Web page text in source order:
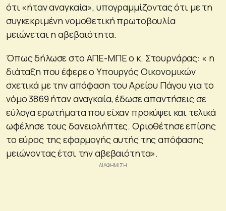
ότι «ήταν αναγκαία», υπογραμμίζοντας ότι με τη
συγκεκριμένη νομοθετική πρωτοβουλία
μειώνεται η αβεβαιότητα.
Όπως δήλωσε στο ΑΠΕ-ΜΠΕ ο κ. Στουρνάρας: « η
διάταξη που έφερε ο Υπουργός Οικονομικών
σχετικά με την απόφαση του Αρείου Πάγου για το
νόμο 3869 ήταν αναγκαία, έδωσε απαντήσεις σε
εύλογα ερωτήματα που είχαν προκύψει και τελικά
ωφέλησε τους δανειολήπτες. Οριοθέτησε επίσης
το εύρος της εφαρμογής αυτής της απόφασης
μειώνοντας έτσι την αβεβαιότητα».